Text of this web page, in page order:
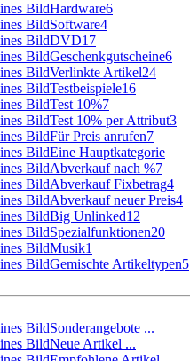
Hardware6
Software4
DVD17
Geschenkgutscheine6
Verlinkte Artikel24
Testbeispiele16
Test 10%7
Test 10% per Attribut3
Für Preis anrufen7
Eine Hauptkategorie
Abverkauf nach %7
Abverkauf Fixbetrag4
Abverkauf neuer Preis4
Big Unlinked12
Spezialfunktionen20
Musik1
Gemischte Artikeltypen5
Sonderangebote ...
Neue Artikel ...